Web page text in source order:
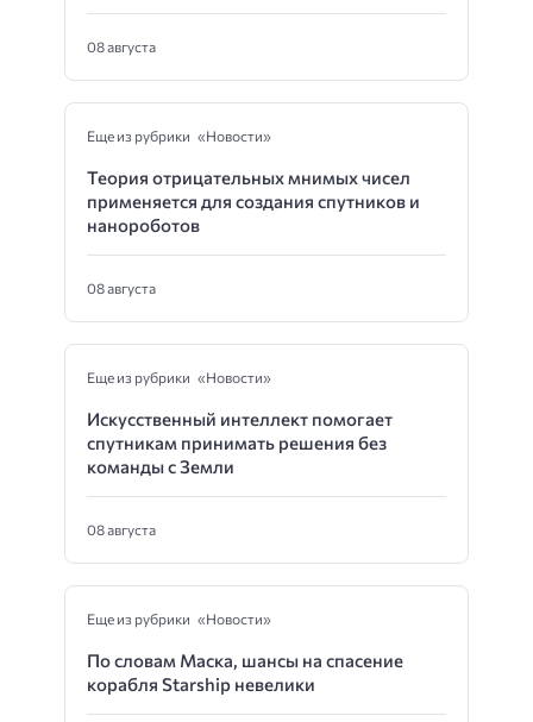
08 августа
Еще из рубрики «Новости»
Теория отрицательных мнимых чисел
применяется для создания спутников и
нанороботов
08 августа
Еще из рубрики «Новости»
Искусственный интеллект помогает
спутникам принимать решения без
команды с Земли
08 августа
Еще из рубрики «Новости»
По словам Маска, шансы на спасение
корабля Starship невелики